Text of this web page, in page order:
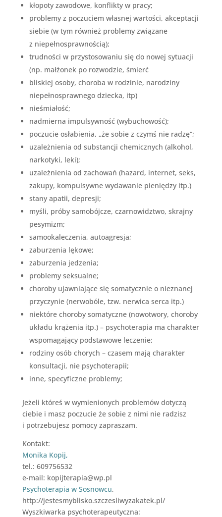
kłopoty zawodowe, konflikty w pracy;
problemy z poczuciem własnej wartości, akceptacji
siebie (w tym również problemy związane
z niepełnosprawnością);
trudności w przystosowaniu się do nowej sytuacji
(np. małżonek po rozwodzie, śmierć
bliskiej osoby, choroba w rodzinie, narodziny
niepełnosprawnego dziecka, itp)
nieśmiałość;
nadmierna impulsywność (wybuchowość);
poczucie osłabienia, „że sobie z czymś nie radzę”;
uzależnienia od substancji chemicznych (alkohol,
narkotyki, leki);
uzależnienia od zachowań (hazard, internet, seks,
zakupy, kompulsywne wydawanie pieniędzy itp.)
stany apatii, depresji;
myśli, próby samobójcze, czarnowidztwo, skrajny
pesymizm;
samookaleczenia, autoagresja;
zaburzenia lękowe;
zaburzenia jedzenia;
problemy seksualne;
choroby ujawniające się somatycznie o nieznanej
przyczynie (nerwobóle, tzw. nerwica serca itp.)
niektóre choroby somatyczne (nowotwory, choroby
układu krążenia itp.) – psychoterapia ma charakter
wspomagający podstawowe leczenie;
rodziny osób chorych – czasem mają charakter
konsultacji, nie psychoterapii;
inne, specyficzne problemy;
Jeżeli któreś w wymienionych problemów dotyczą
ciebie i masz poczucie że sobie z nimi nie radzisz
i potrzebujesz pomocy zapraszam.
Kontakt:
Monika Kopij,
tel.: 609756532
e-mail: kopijterapia@wp.pl
Psychoterapia w Sosnowcu,
http://jestesmyblisko.szczesliwyzakatek.pl/
Wyszkiwarka psychoterapeutyczna: